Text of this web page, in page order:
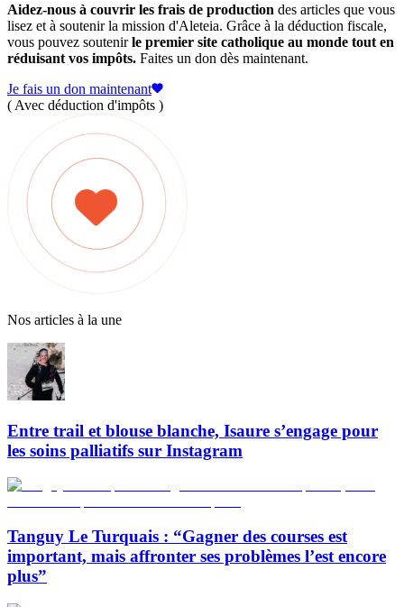
Aidez-nous à couvrir les frais de production des articles que vous
lisez et à soutenir la mission d'Aleteia. Grâce à la déduction fiscale,
vous pouvez soutenirle premier site catholique au monde tout en
réduisant vos impôts. Faites un don dès maintenant.
Je fais un don maintenant
( Avec déduction d'impôts )
Nos articles à la une
Entre trail et blouse blanche, Isaure s’engage pour
les soins palliatifs sur Instagram
Tanguy Le Turquais : “Gagner des courses est
important, mais affronter ses problèmes l’est encore
plus”